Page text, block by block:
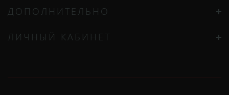
ДОПОЛНИТЕЛЬНО
ЛИЧНЫЙ КАБИНЕТ